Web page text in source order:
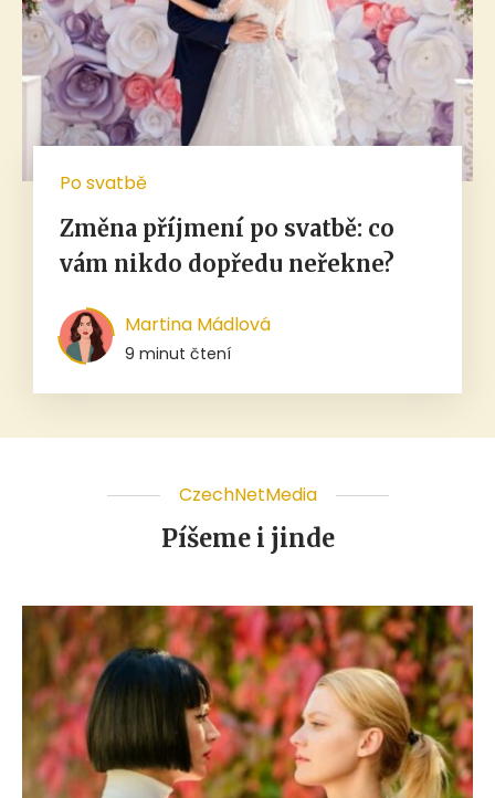
Po svatbě
Změna příjmení po svatbě: co
vám nikdo dopředu neřekne?
Martina Mádlová
9 minut čtení
CzechNetMedia
Píšeme i jinde